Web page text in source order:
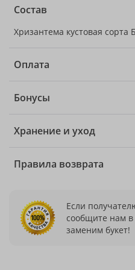
Состав
Хризантема кустовая сорта
Оплата
Бонусы
Хранение и уход
Правила возврата
Если
сообщите нам
заменим букет!